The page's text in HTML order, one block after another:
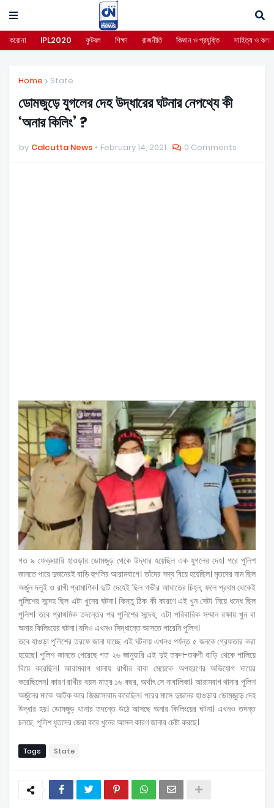
করোনা IPL2020 ফুটবল শিক্ষা রাজনীতি বিজ্ঞান ও প্রযুক্তি সাহিত্য ও কলা
Home State
ডোমজুড়ে যুগলের দেহ উদ্ধারের ঘটনার নেপথ্যে কী
‘অনার কিলিং’ ?
by Calcutta News February 14, 2021 0 Comments
গত ৯ ফেব্রুয়ারি হাওড়ার ডোমজুড় থেকে উদ্ধার হয়েছিল এক যুগলের দেহ। পরে পুলিশ
জানতে পারে দুজনেরই বাড়ি হুগলির আরামবাগে। তাঁদের সদ্য বিয়ে হয়েছিল। মৃতদের নাম ছিল
অর্জুন দলুই ও রাখী প্রামাণিক। দুটি দেহেই ছিল গভীর আঘাতের চিহ্ন, ফলে প্রথম থেকেই
পুলিশের সন্দেহ ছিল এটা খুনের ঘটনা। কিন্তু ঠিক কী কারণে এই খুন সেটা নিয়ে ধন্ধে ছিল
পুলিশ। তবে প্রাথমিক তদন্তের পর পুলিশের সন্দেহ, এটা পরিবারিক সম্মান রক্ষায় খুন বা
অনার কিলিংয়ের ঘটনা। যদিও এখনও সিদ্ধান্তে আসতে পারেনি পুলিশ।
তবে হাওড়া পুলিশের তরফে জানা যাচ্ছে এই ঘটনায় এখনও পর্যন্ত ৫ জনকে গ্রেফতার করা
হয়েছে। পুলিশ জানতে পেরেছে গত ২৬ জানুয়ারি এই দুই তরুণ-তরুণী বাড়ি থেকে পালিয়ে
বিয়ে করেছিল। আরামবাগ থানায় রাখীর বাবা মেয়েকে অপহরণের অভিযোগ দায়ের
করেছিলেন। কারণ রাখীর বয়স মাত্র ১৬ বছর, অর্থাৎ সে নাবালিকা। আরামবাগ থানার পুলিশ
অর্জুনের মাকে আটক করে জিজ্ঞাসাবাদ করেছিল। পরের মাসে দুজনের হাওড়ার ডোমজুড়ে দেহ
উদ্ধার হয়। ডোমজুড় থানার তদন্তে উঠে আসছে অনার কিলিংয়ের ঘটনা। এখনও তদন্ত
চলছে, পুলিশ ধৃতদের জেরা করে খুনের আসল কারণ জানার চেষ্টা করছে।
Tags State